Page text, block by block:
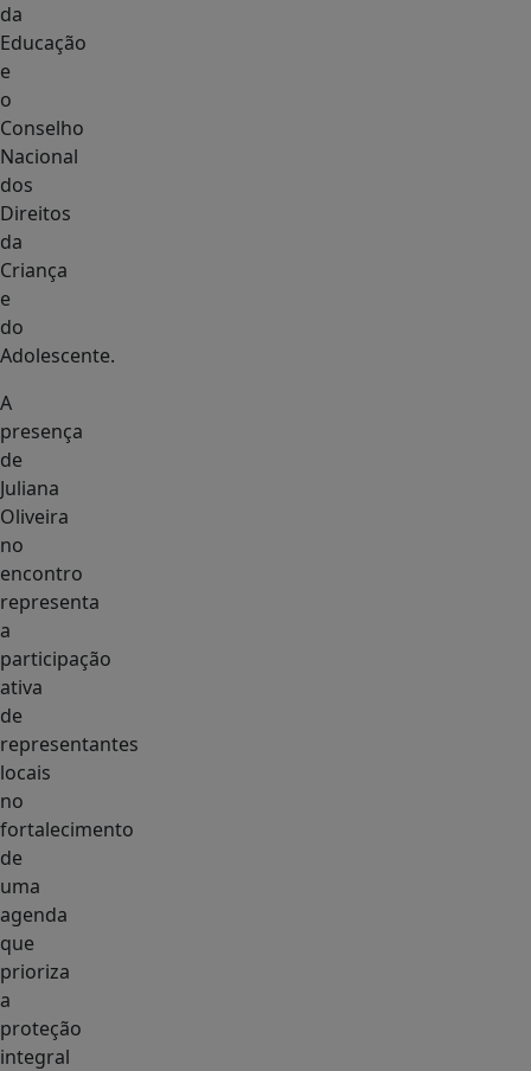
da
Educação
e
o
Conselho
Nacional
dos
Direitos
da
Criança
e
do
Adolescente.
A
presença
de
Juliana
Oliveira
no
encontro
representa
a
participação
ativa
de
representantes
locais
no
fortalecimento
de
uma
agenda
que
prioriza
a
proteção
integral